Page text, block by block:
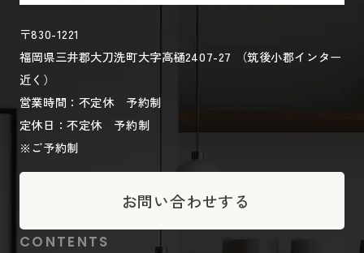
〒830-1221
福岡県三井郡大刀洗町大字高樋2407-27 （筑後小郡インター
近く）
営業時間：不定休 予約制
定休日：不定休 予約制
※ご予約制
お問い合わせする
CONTENTS